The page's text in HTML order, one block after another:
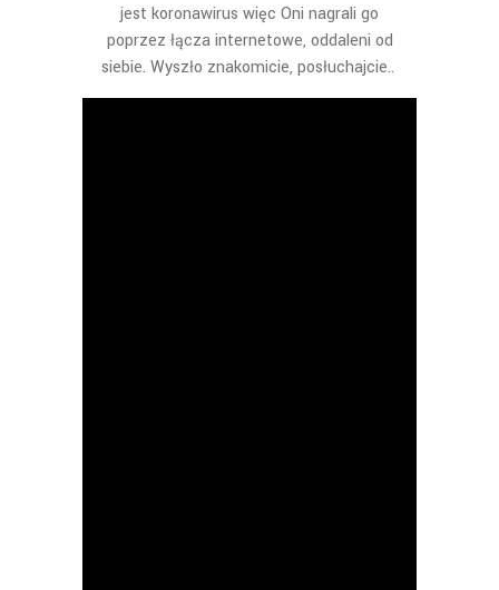
jest koronawirus więc Oni nagrali go
poprzez łącza internetowe, oddaleni od
siebie. Wyszło znakomicie, posłuchajcie..